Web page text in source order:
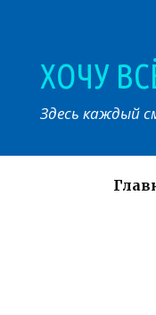
ХОЧУ
Здесь каждый